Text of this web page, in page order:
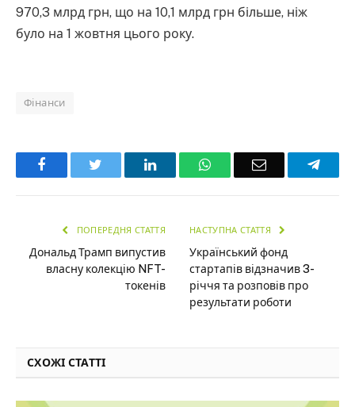
970,3 млрд грн, що на 10,1 млрд грн більше, ніж
було на 1 жовтня цього року.
Фінанси
Facebook LinkedInWhatsAppEmail
ПОПЕРЕДНЯ СТАТТЯ
Дональд Трамп випустив
власну колекцію NFT-
токенів
НАСТУПНА СТАТТЯ
Український фонд
стартапів відзначив 3-
річчя та розповів про
результати роботи
СХОЖІ СТАТТІ